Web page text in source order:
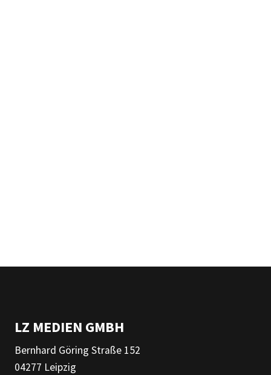
LZ MEDIEN GMBH
Bernhard Göring Straße 152
04277 Leipzig